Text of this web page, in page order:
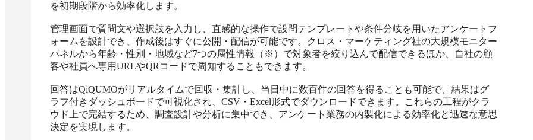
を初期段階から効率化します。
管理画面で質問文や選択肢を入力し、直感的な操作で設問テンプレートや条件分岐を用いたアンケートフ
ォームを設計でき、作成後はすぐに公開・配信が可能です。クロス・マーケティング社の大規模モニター
パネルから年齢・性別・地域など7つの属性情報（※）で対象者を絞り込んで配信できるほか、自社の顧
客や社員へ専用URLやQRコードで周知することもできます。
回答はQiQUMOがリアルタイムで回収・集計し、当日中に数百件の回答を得ることも可能で、結果はグ
ラフ付きダッシュボードで可視化され、CSV・Excel形式でダウンロードできます。これらの工程がクラ
ウド上で完結するため、調査設計や分析に集中でき、アンケート業務の内製化による効率化と迅速な意思
決定を実現します。